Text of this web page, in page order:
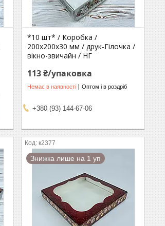
*10 шт* / Коробка /
200х200х30 мм / друк-Гілочка /
вікно-звичайн / НГ
113 ₴/упаковка
Немає в наявності Оптом і в роздріб
+380 (93) 144-67-06
к2377
Знижка лише на 1 уп